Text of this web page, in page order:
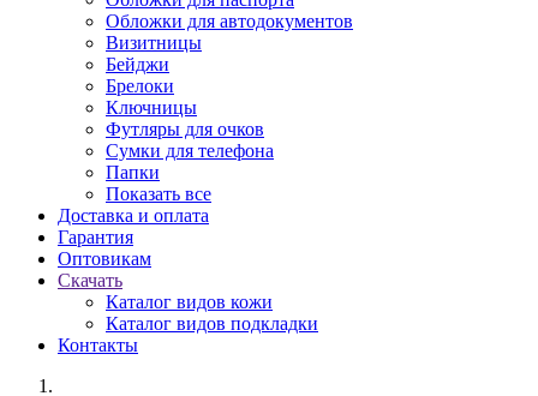
Обложки для автодокументов
Визитницы
Бейджи
Брелоки
Ключницы
Футляры для очков
Сумки для телефона
Папки
Показать все
Доставка и оплата
Гарантия
Оптовикам
Скачать
Каталог видов кожи
Каталог видов подкладки
Контакты